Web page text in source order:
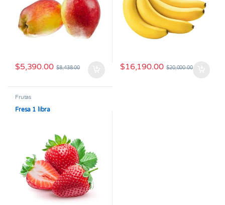
$5,390.00 $8,438.00 $16,190.00 $20,000.00
Frutas
Fresa 1 libra